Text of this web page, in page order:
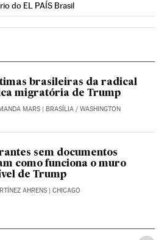
do EL PAÍS Brasil
brasileiras da radical
migratória de Trump
MARS | BRASÍLIA / WASHINGTON
sem documentos
como funciona o muro
de Trump
AHRENS | CHICAGO